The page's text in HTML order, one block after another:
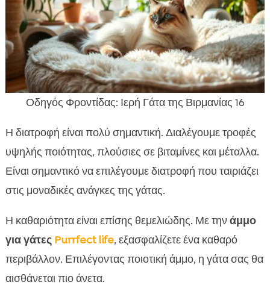
Οδηγός Φροντίδας: Ιερή Γάτα της Βιρμανίας 16
Η διατροφή είναι πολύ σημαντική. Διαλέγουμε τροφές
υψηλής ποιότητας, πλούσιες σε βιταμίνες και μέταλλα.
Είναι σημαντικό να επιλέγουμε διατροφή που ταιριάζει
στις μοναδικές ανάγκες της γάτας.
Η καθαριότητα είναι επίσης θεμελιώδης. Με τηνάμμο
για γάτες Purrfect life, εξασφαλίζετε ένα καθαρό
περιβάλλον. Επιλέγοντας ποιοτική άμμο, η γάτα σας θα
αισθάνεται πιο άνετα.